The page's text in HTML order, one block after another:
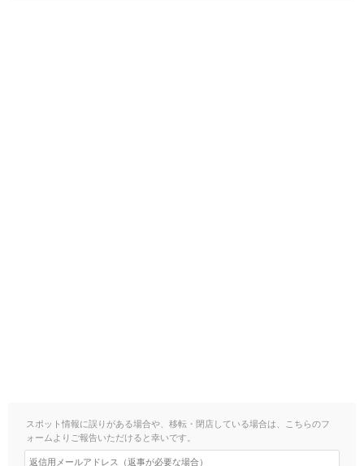
スポット情報に誤りがある場合や、移転・閉店している場合は、こちらのフ
ォームよりご報告いただけると幸いです。